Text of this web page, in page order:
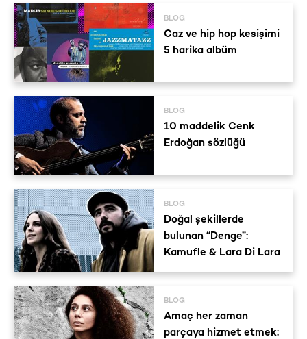
BLOG
Caz ve hip hop kesişimi
5 harika albüm
BLOG
10 maddelik Cenk
Erdoğan sözlüğü
BLOG
Doğal şekillerde
bulunan “Denge”:
Kamufle & Lara Di Lara
BLOG
Amaç her zaman
parçaya hizmet etmek: